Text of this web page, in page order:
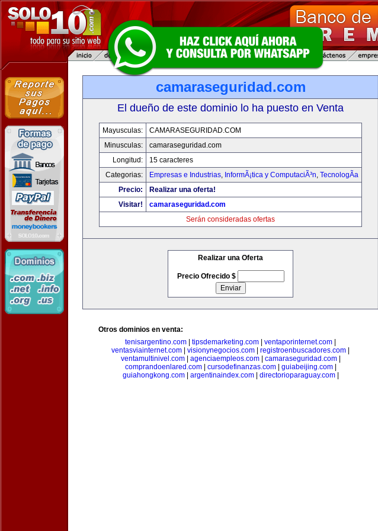
camaraseguridad.com
El dueño de este dominio lo ha puesto en Venta
Mayusculas:
CAMARASEGURIDAD.COM
Minusculas:
camaraseguridad.com
Longitud:
15 caracteres
Categorias:
Empresas e Industrias, InformÃ¡tica y ComputaciÃ³n, TecnologÃ­a
Precio:
Realizar una oferta!
Visitar!
camaraseguridad.com
Serán consideradas ofertas
Realizar una Oferta
Precio Ofrecido $
Otros dominios en venta:
tenisargentino.com
tipsdemarketing.com ventaporinternet.com
ventasviainternet.com
visionynegocios.com registroenbuscadores.com
ventamultinivel.com| agenciaempleos.com| camaraseguridad.com|
comprandoenlared.com| cursodefinanzas.com| guiabeijing.com|
guiahongkong.com| argentinaindex.com| directorioparaguay.com|